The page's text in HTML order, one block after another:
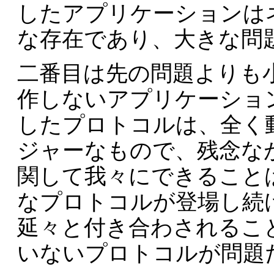
したアプリケーション
な存在であり、大きな
二番目は先の問題よりも
作しないアプリケーシ
したプロトコルは、全
ジャーなもので、残念
関して我々にできるこ
なプロトコルが登場し
延々と付き合わされる
いないプロトコルが問題